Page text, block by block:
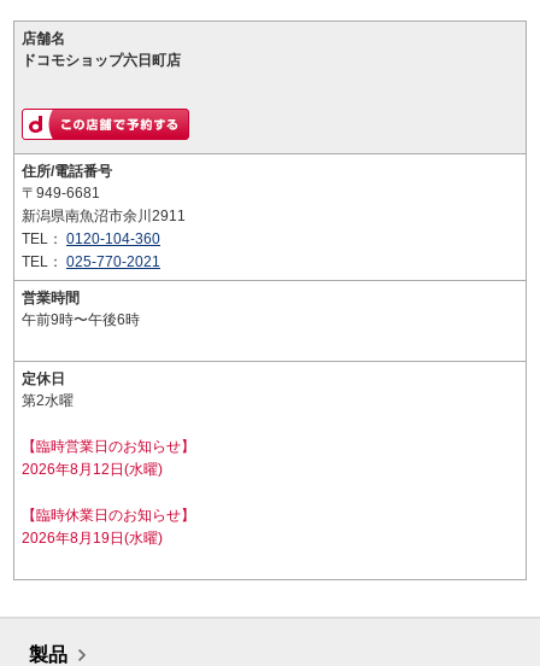
店舗名
ドコモショップ六日町店
住所/電話番号
〒949-6681
新潟県南魚沼市余川2911
TEL： 0120-104-360
TEL： 025-770-2021
営業時間
午前9時〜午後6時
定休日
第2水曜
【臨時営業日のお知らせ】
2026年8月12日(水曜)
【臨時休業日のお知らせ】
2026年8月19日(水曜)
製品